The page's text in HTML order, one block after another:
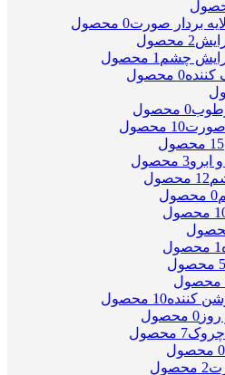
بردار صورت0 محصول
2 محصول
چشم 1 محصول
کننده0 محصول
0 محصول
10 محصول
15 محصول
ابرو3 محصول
12 محصول
0 محصول
1 محصول
کننده10 محصول
0 محصول
7 محصول
0 محصول
2 محصول